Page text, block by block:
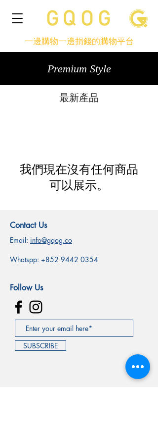
一邊購物一邊捐錢的購物平台
Premium Style
最新產品
我們現在沒有任何商品
可以展示。
Contact Us
Email: info@gqog.co
Whatspp: +852 9442 0354
Follow Us
SUBSCRIBE